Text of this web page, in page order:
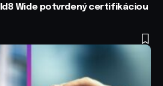
Wide potvrdený certifikáciou